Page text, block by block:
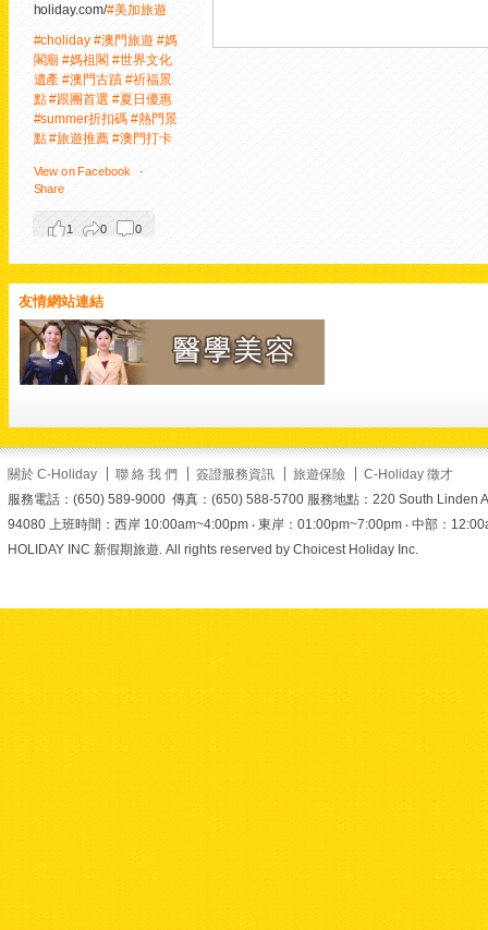
holiday.com/#美加旅遊
#choliday #澳門旅遊 #媽
閣廟 #媽祖閣 #世界文化
遺產 #澳門古蹟 #祈福景
點 #跟團首選 #夏日優惠
#summer折扣碼 #熱門景
點 #旅遊推薦 #澳門打卡
View on Facebook
·
Share
1 0 0
美加旅遊
1 day ago
剛出爐的酥脆葡塔
】
走進澳門，除了經典的大
三巴，你知道旁邊還藏著
牙風情的——戀愛巷
友情網站連結
關於 C-Holiday 聯 絡 我 們 簽證服務資訊 旅遊保險
C-Holiday 徵才
服務電話：(650) 589-9000 傳真：(650) 588-5700 服務地點：220 South Linden
94080 上班時間：西岸 10:00am~4:00pm ‧ 東岸：01:00pm~7:00pm ‧ 中部：
HOLIDAY INC 新假期旅遊. All rights reserved by Choicest Holiday Inc.